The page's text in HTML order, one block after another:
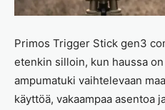
Primos Trigger Stick gen3
etenkin silloin, kun haussa
ampumatuki vaihtelevaan
käyttöä, vakaampaa asentoa